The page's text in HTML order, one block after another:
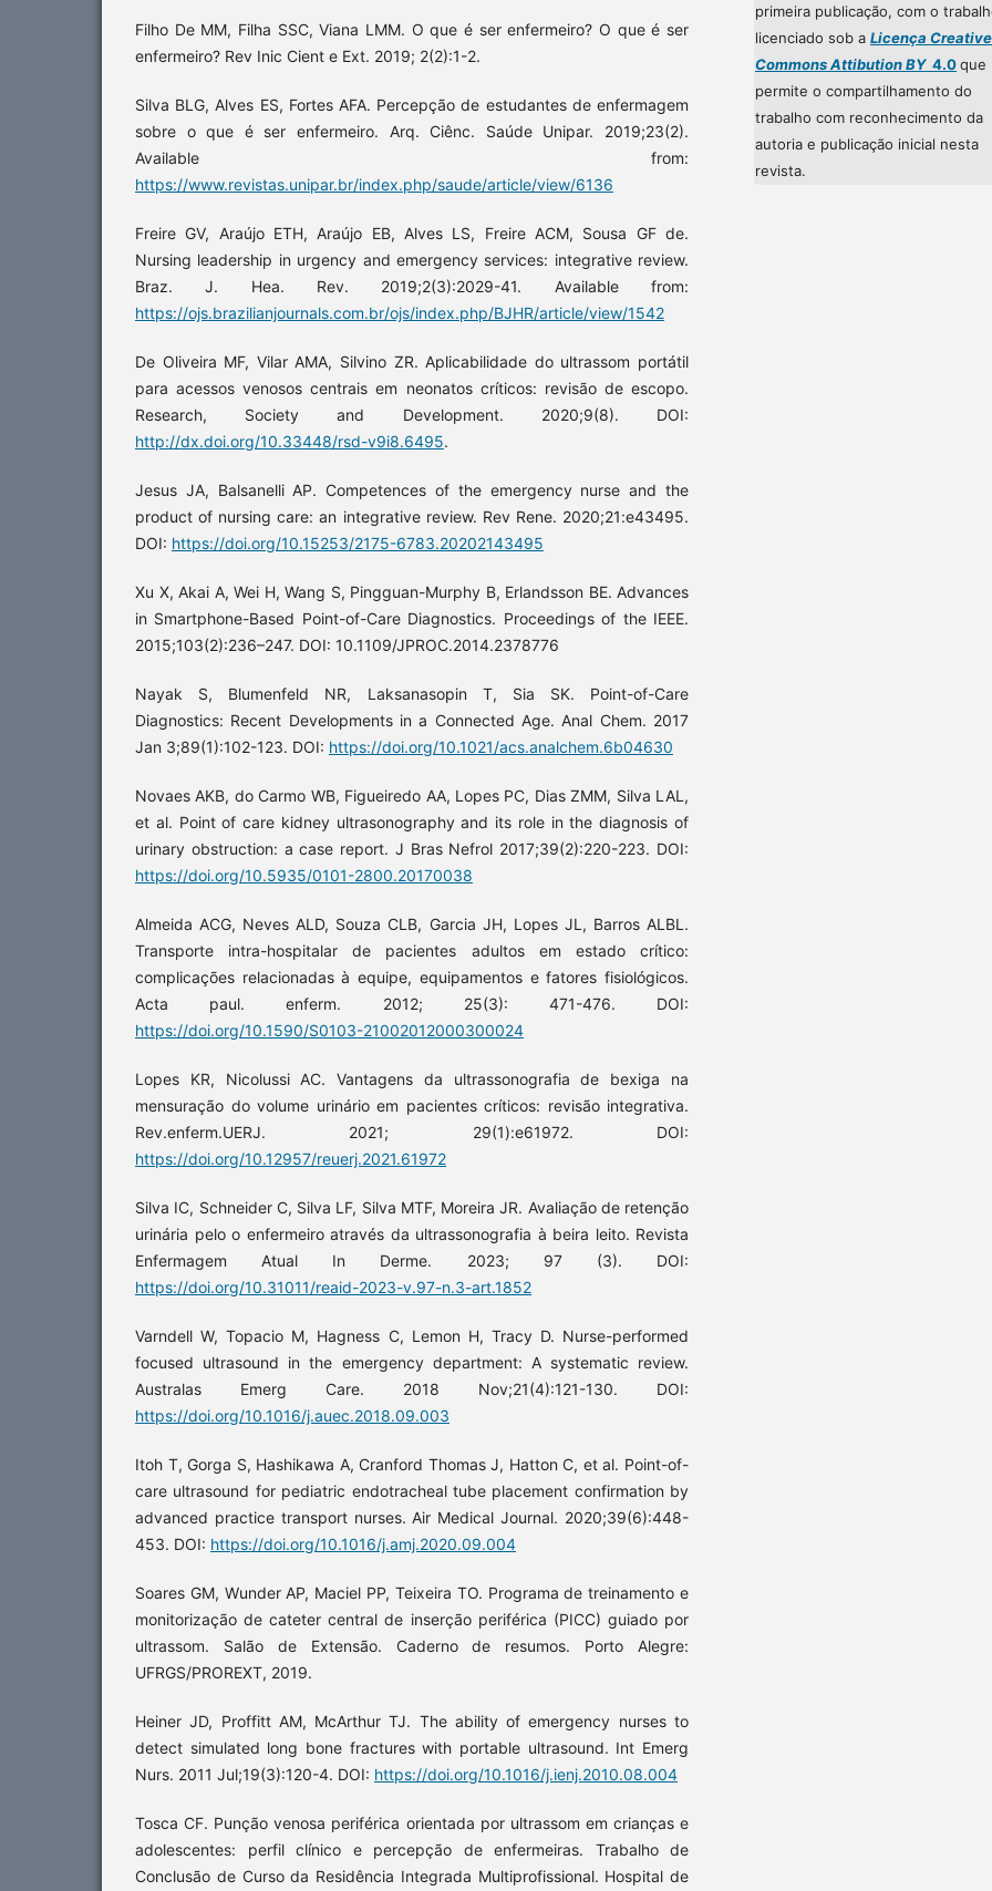
Filho De MM, Filha SSC, Viana LMM. O que é ser enfermeiro? O que é ser
enfermeiro? Rev Inic Cient e Ext. 2019; 2(2):1-2.
Silva BLG, Alves ES, Fortes AFA. Percepção de estudantes de enfermagem
sobre o que é ser enfermeiro. Arq. Ciênc. Saúde Unipar. 2019;23(2).
Available from:
https://www.revistas.unipar.br/index.php/saude/article/view/6136
Freire GV, Araújo ETH, Araújo EB, Alves LS, Freire ACM, Sousa GF de.
Nursing leadership in urgency and emergency services: integrative review.
Braz. J. Hea. Rev. 2019;2(3):2029-41. Available from:
https://ojs.brazilianjournals.com.br/ojs/index.php/BJHR/article/view/1542
De Oliveira MF, Vilar AMA, Silvino ZR. Aplicabilidade do ultrassom portátil
para acessos venosos centrais em neonatos críticos: revisão de escopo.
Research, Society and Development. 2020;9(8). DOI:
http://dx.doi.org/10.33448/rsd-v9i8.6495.
Jesus JA, Balsanelli AP. Competences of the emergency nurse and the
product of nursing care: an integrative review. Rev Rene. 2020;21:e43495.
DOI: https://doi.org/10.15253/2175-6783.20202143495
Xu X, Akai A, Wei H, Wang S, Pingguan-Murphy B, Erlandsson BE. Advances
in Smartphone-Based Point-of-Care Diagnostics. Proceedings of the IEEE.
2015;103(2):236–247. DOI: 10.1109/JPROC.2014.2378776
Nayak S, Blumenfeld NR, Laksanasopin T, Sia SK. Point-of-Care
Diagnostics: Recent Developments in a Connected Age. Anal Chem. 2017
Jan 3;89(1):102-123. DOI: https://doi.org/10.1021/acs.analchem.6b04630
Novaes AKB, do Carmo WB, Figueiredo AA, Lopes PC, Dias ZMM, Silva LAL,
et al. Point of care kidney ultrasonography and its role in the diagnosis of
urinary obstruction: a case report. J Bras Nefrol 2017;39(2):220-223. DOI:
https://doi.org/10.5935/0101-2800.20170038
Almeida ACG, Neves ALD, Souza CLB, Garcia JH, Lopes JL, Barros ALBL.
Transporte intra-hospitalar de pacientes adultos em estado crítico:
complicações relacionadas à equipe, equipamentos e fatores fisiológicos.
Acta paul. enferm. 2012; 25(3): 471-476. DOI:
https://doi.org/10.1590/S0103-21002012000300024
Lopes KR, Nicolussi AC. Vantagens da ultrassonografia de bexiga na
mensuração do volume urinário em pacientes críticos: revisão integrativa.
Rev.enferm.UERJ. 2021; 29(1):e61972. DOI:
https://doi.org/10.12957/reuerj.2021.61972
Silva IC, Schneider C, Silva LF, Silva MTF, Moreira JR. Avaliação de retenção
urinária pelo o enfermeiro através da ultrassonografia à beira leito. Revista
Enfermagem Atual In Derme. 2023; 97 (3). DOI:
https://doi.org/10.31011/reaid-2023-v.97-n.3-art.1852
Varndell W, Topacio M, Hagness C, Lemon H, Tracy D. Nurse-performed
focused ultrasound in the emergency department: A systematic review.
Australas Emerg Care. 2018 Nov;21(4):121-130. DOI:
https://doi.org/10.1016/j.auec.2018.09.003
Itoh T, Gorga S, Hashikawa A, Cranford Thomas J, Hatton C, et al. Point-of-
care ultrasound for pediatric endotracheal tube placement confirmation by
advanced practice transport nurses. Air Medical Journal. 2020;39(6):448-
453. DOI: https://doi.org/10.1016/j.amj.2020.09.004
Soares GM, Wunder AP, Maciel PP, Teixeira TO. Programa de treinamento e
monitorização de cateter central de inserção periférica (PICC) guiado por
ultrassom. Salão de Extensão. Caderno de resumos. Porto Alegre:
UFRGS/PROREXT, 2019.
Heiner JD, Proffitt AM, McArthur TJ. The ability of emergency nurses to
detect simulated long bone fractures with portable ultrasound. Int Emerg
Nurs. 2011 Jul;19(3):120-4. DOI: https://doi.org/10.1016/j.ienj.2010.08.004
Tosca CF. Punção venosa periférica orientada por ultrassom em crianças e
adolescentes: perfil clínico e percepção de enfermeiras. Trabalho de
Conclusão de Curso da Residência Integrada Multiprofissional. Hospital de
primeira publicação, com o
licenciado sob a Licença Creative
Commons Attibution BY4.0que
permite o compartilhamento do
trabalho com reconhecimento da
autoria e publicação inicial nesta
revista.